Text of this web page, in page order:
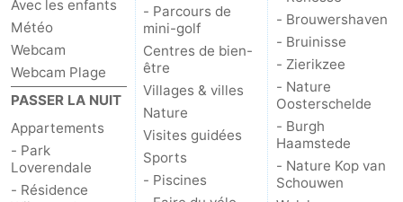
Avec les enfants
Météo
Webcam
Webcam Plage
PASSER LA NUIT
Appartements
- Park
Loverendale
- Résidence
- Parcours de
mini-golf
Centres de bien-
être
Villages & villes
Nature
Visites guidées
Sports
- Piscines
- Brouwershaven
- Bruinisse
- Zierikzee
- Nature
Oosterschelde
- Burgh
Haamstede
- Nature Kop van
Schouwen